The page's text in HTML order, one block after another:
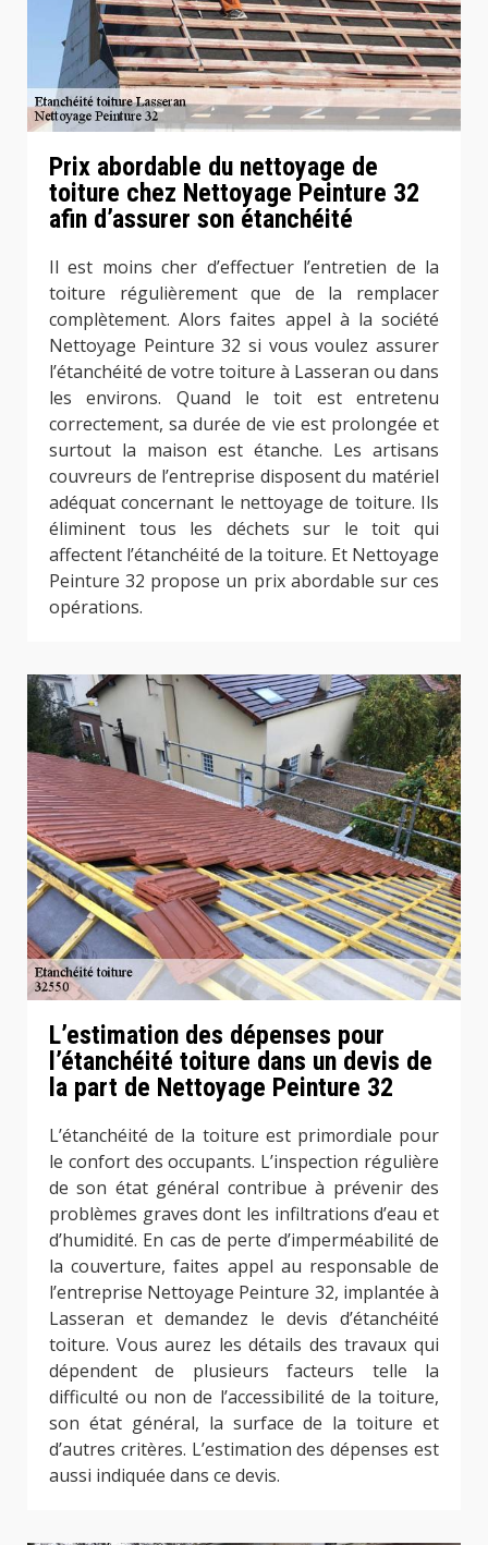
Prix abordable du nettoyage de
toiture chez Nettoyage Peinture 32
afin d’assurer son étanchéité
Il est moins cher d’effectuer l’entretien de la
toiture régulièrement que de la remplacer
complètement. Alors faites appel à la société
Nettoyage Peinture 32 si vous voulez assurer
l’étanchéité de votre toiture à Lasseran ou dans
les environs. Quand le toit est entretenu
correctement, sa durée de vie est prolongée et
surtout la maison est étanche. Les artisans
couvreurs de l’entreprise disposent du matériel
adéquat concernant le nettoyage de toiture. Ils
éliminent tous les déchets sur le toit qui
affectent l’étanchéité de la toiture. Et Nettoyage
Peinture 32 propose un prix abordable sur ces
opérations.
L’estimation des dépenses pour
l’étanchéité toiture dans un devis de
la part de Nettoyage Peinture 32
L’étanchéité de la toiture est primordiale pour
le confort des occupants. L’inspection régulière
de son état général contribue à prévenir des
problèmes graves dont les infiltrations d’eau et
d’humidité. En cas de perte d’imperméabilité de
la couverture, faites appel au responsable de
l’entreprise Nettoyage Peinture 32, implantée à
Lasseran et demandez le devis d’étanchéité
toiture. Vous aurez les détails des travaux qui
dépendent de plusieurs facteurs telle la
difficulté ou non de l’accessibilité de la toiture,
son état général, la surface de la toiture et
d’autres critères. L’estimation des dépenses est
aussi indiquée dans ce devis.